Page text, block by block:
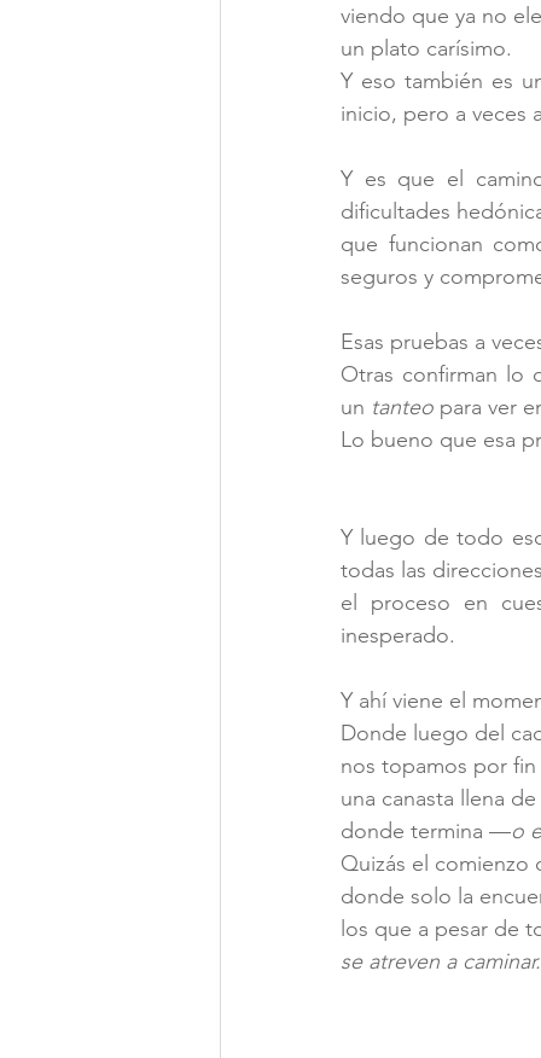
viendo que ya no
un plato carísimo.
Y eso también es
inicio, pero a veces
Y es que el
dificultades
que funcionan
seguros y
Esas pruebas a
Otras confirman lo
un tanteo para ver
Lo bueno que esa
Y luego de todo
todas las
el proceso en
inesperado.
Y ahí viene el
Donde luego del
nos topamos por
una canasta llena
donde termina —o
Quizás el
donde solo la
los que a pesar de
se atreven a caminar.